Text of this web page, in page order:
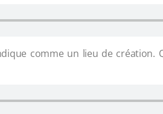
comme un lieu de création.